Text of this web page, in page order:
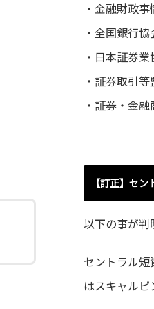
・ 金融財政事
・ 全国銀行協
・ 日本証券業
・ 証券取引等
・ 証券・金融
【訂正】セ
以下の事が判
セントラル短
はスキャルピ